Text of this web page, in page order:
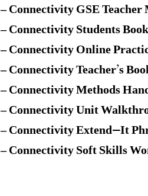
– Connectivity GSE Teacher
– Connectivity Students
– Connectivity Online
– Connectivity Teacher’s
– Connectivity Methods
– Connectivity Unit
– Connectivity Extend-It
– Connectivity Soft Skills